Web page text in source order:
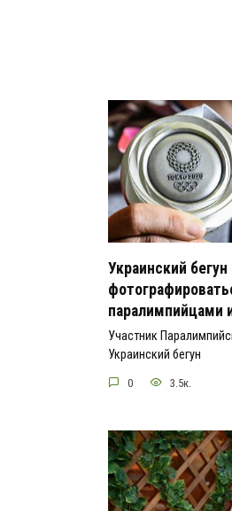
Украинский бегун
паралимпийцами
Участник
Украинский бегун
0 3.5к.